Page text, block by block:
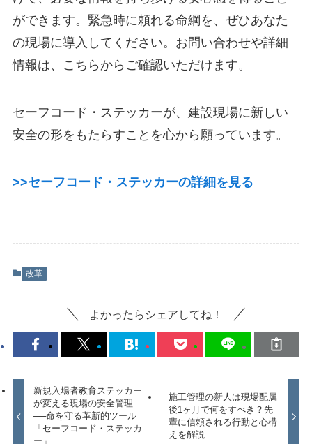
ができます。緊急時に頼れる命綱を、ぜひあなた
の現場に導入してください。お問い合わせや詳細
情報は、こちらからご確認いただけます。
セーフコード・ステッカーが、建設現場に新しい
安全の形をもたらすことを心から願っています。
>>セーフコード・ステッカーの詳細を見る
改革
よかったらシェアしてね！
新規入場者教育ステッカー
が変える現場の安全管理
──命を守る革新的ツール
「セーフコード・ステッカ
ー」
施工管理の新人は現場配属
後1ヶ月で何をすべき？先
輩に信頼される行動と心構
えを解説